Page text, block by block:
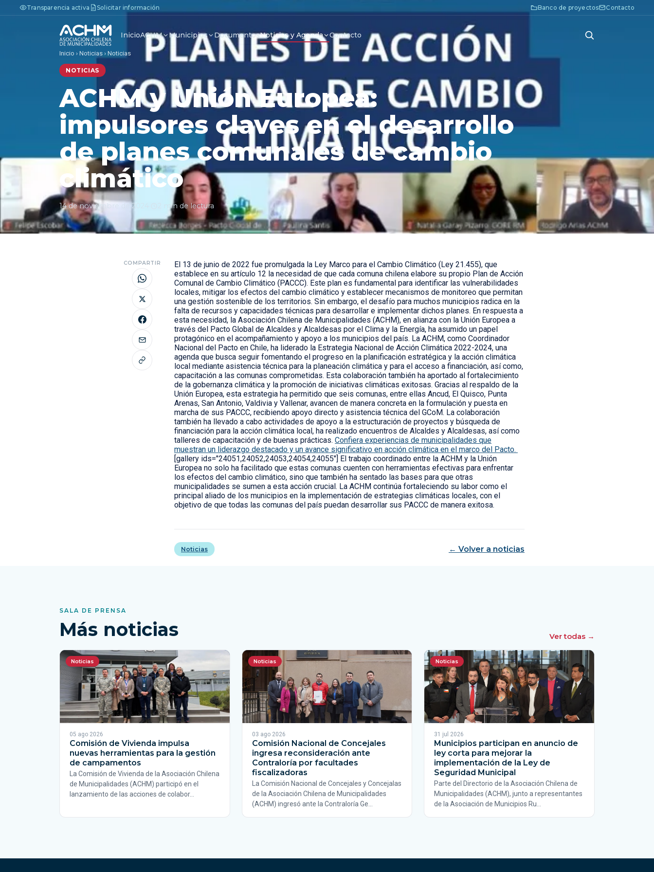
Transparencia activa Solicitar información Banco de proyectos Contacto
InicioACHM Municipios DocumentosNoticias y Agenda Contacto
Inicio › Noticias › Noticias
NOTICIAS
ACHM y Unión Europea:
impulsores claves en el desarrollo
de planes comunales de cambio
climático
14 de noviembre de 2024 2 min de lectura
COMPARTIR
El 13 de junio de 2022 fue promulgada la Ley Marco para el Cambio Climático (Ley 21.455), que
establece en su artículo 12 la necesidad de que cada comuna chilena elabore su propio Plan de Acción
Comunal de Cambio Climático (PACCC). Este plan es fundamental para identificar las vulnerabilidades
locales, mitigar los efectos del cambio climático y establecer mecanismos de monitoreo que permitan
una gestión sostenible de los territorios. Sin embargo, el desafío para muchos municipios radica en la
falta de recursos y capacidades técnicas para desarrollar e implementar dichos planes. En respuesta a
esta necesidad, la Asociación Chilena de Municipalidades (ACHM), en alianza con la Unión Europea a
través del Pacto Global de Alcaldes y Alcaldesas por el Clima y la Energía, ha asumido un papel
protagónico en el acompañamiento y apoyo a los municipios del país. La ACHM, como Coordinador
Nacional del Pacto en Chile, ha liderado la Estrategia Nacional de Acción Climática 2022-2024, una
agenda que busca seguir fomentando el progreso en la planificación estratégica y la acción climática
local mediante asistencia técnica para la planeación climática y para el acceso a financiación, así como,
capacitación a las comunas comprometidas. Esta colaboración también ha aportado al fortalecimiento
de la gobernanza climática y la promoción de iniciativas climáticas exitosas. Gracias al respaldo de la
Unión Europea, esta estrategia ha permitido que seis comunas, entre ellas Ancud, El Quisco, Punta
Arenas, San Antonio, Valdivia y Vallenar, avancen de manera concreta en la formulación y puesta en
marcha de sus PACCC, recibiendo apoyo directo y asistencia técnica del GCoM. La colaboración
también ha llevado a cabo actividades de apoyo a la estructuración de proyectos y búsqueda de
financiación para la acción climática local, ha realizado encuentros de Alcaldes y Alcaldesas, así como
talleres de capacitación y de buenas prácticas. Confiera experiencias de municipalidades que
muestran un liderazgo destacado y un avance significativo en acción climática en el marco del Pacto.
[gallery ids="24051,24052,24053,24054,24055"] El trabajo coordinado entre la ACHM y la Unión
Europea no solo ha facilitado que estas comunas cuenten con herramientas efectivas para enfrentar
los efectos del cambio climático, sino que también ha sentado las bases para que otras
municipalidades se sumen a esta acción crucial. La ACHM continúa fortaleciendo su labor como el
principal aliado de los municipios en la implementación de estrategias climáticas locales, con el
objetivo de que todas las comunas del país puedan desarrollar sus PACCC de manera exitosa.
Noticias ← Volver a noticias
SALA DE PRENSA
Más noticias Ver todas →
Noticias
05 ago 2026
Comisión de Vivienda impulsa
nuevas herramientas para la gestión
de campamentos
La Comisión de Vivienda de la Asociación Chilena
de Municipalidades (ACHM) participó en el
lanzamiento de las acciones de colabor…
Noticias
03 ago 2026
Comisión Nacional de Concejales
ingresa reconsideración ante
Contraloría por facultades
fiscalizadoras
La Comisión Nacional de Concejales y Concejalas
de la Asociación Chilena de Municipalidades
(ACHM) ingresó ante la Contraloría Ge…
Noticias
31 jul 2026
Municipios participan en anuncio de
ley corta para mejorar la
implementación de la Ley de
Seguridad Municipal
Parte del Directorio de la Asociación Chilena de
Municipalidades (ACHM), junto a representantes
de la Asociación de Municipios Ru…